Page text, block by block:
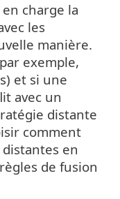
charge la
les
manière.
exemple,
et si une
avec un
distante
comment
en
de fusion